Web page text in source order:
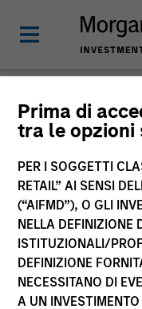
Prima di
tra le opzioni
PER I SOGGETTI
RETAIL” AI SENSI
(“AIFMD”), O GLI
NELLA DEFINIZIONE
ISTITUZIONALI/
DEFINIZIONE
NECESSITANO DI
A UN
prodotti
Morgan Stanley